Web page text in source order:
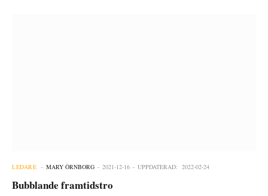
LEDARE MARY ÖRNBORG 2021-12-16 UPPDATERAD: 2022-02-24
Bubblande framtidstro